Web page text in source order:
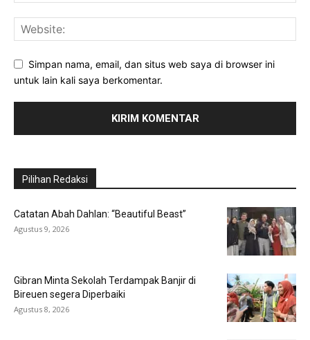
Simpan nama, email, dan situs web saya di browser ini
untuk lain kali saya berkomentar.
Pilihan Redaksi
Catatan Abah Dahlan: “Beautiful Beast”
Agustus 9, 2026
Gibran Minta Sekolah Terdampak Banjir di
Bireuen segera Diperbaiki
Agustus 8, 2026